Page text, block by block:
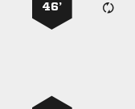
46’